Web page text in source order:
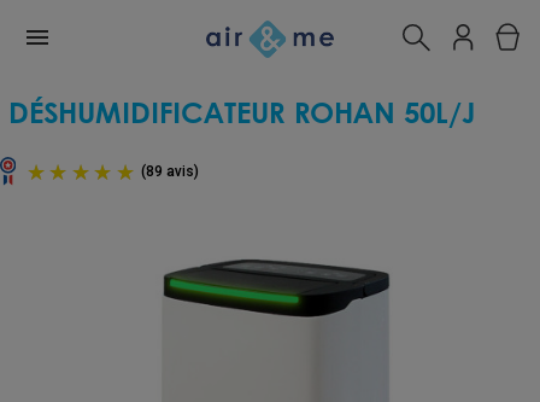
DÉSHUMIDIFICATEUR ROHAN 50L/J